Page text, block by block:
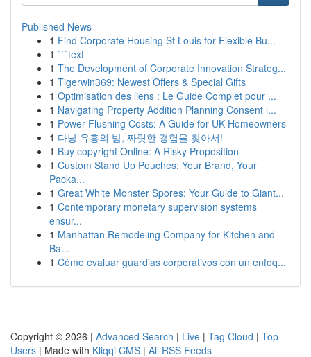
Published News
1 Find Corporate Housing St Louis for Flexible Bu...
1 ```text
1 The Development of Corporate Innovation Strateg...
1 Tigerwin369: Newest Offers & Special Gifts
1 Optimisation des liens : Le Guide Complet pour ...
1 Navigating Property Addition Planning Consent i...
1 Power Flushing Costs: A Guide for UK Homeowners
1 다낭 유흥의 밤, 짜릿한 경험을 찾아서!
1 Buy copyright Online: A Risky Proposition
1 Custom Stand Up Pouches: Your Brand, Your
Packa...
1 Great White Monster Spores: Your Guide to Giant...
1 Contemporary monetary supervision systems
ensur...
1 Manhattan Remodeling Company for Kitchen and
Ba...
1 Cómo evaluar guardias corporativos con un enfoq...
Copyright © 2026 | Advanced Search | Live | Tag Cloud | Top
Users | Made with Kliqqi CMS | All RSS Feeds